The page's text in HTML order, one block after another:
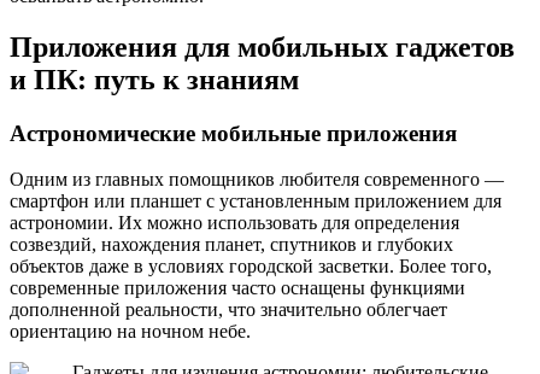
Приложения для мобильных гаджетов
и ПК: путь к знаниям
Астрономические мобильные приложения
Одним из главных помощников любителя современного —
смартфон или планшет с установленным приложением для
астрономии. Их можно использовать для определения
созвездий, нахождения планет, спутников и глубоких
объектов даже в условиях городской засветки. Более того,
современные приложения часто оснащены функциями
дополненной реальности, что значительно облегчает
ориентацию на ночном небе.